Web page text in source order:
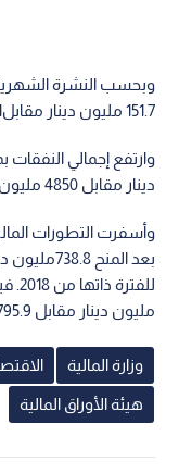
وبحسب النشرة الشهرية
151.7 مليون دينار مقابل137.1 مليون دينار لفترة المقارنة ذاتها.
دينار مقابل 4850 مليون دينار لفترة المقارنة ذاتها.
وأسفرت التطورات
مليون دينار مقابل 795.9 مليون دينار للفترة ذاتها.
وزارة المالية
هيئة الأوراق المالية